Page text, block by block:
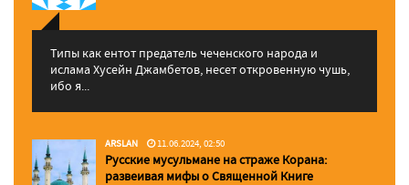
Типы как ентот предатель чеченского народа и
ислама Хусейн Джамбетов, несет откровенную чушь,
ибо я...
ARSLAN 11.06.2024, 02:50
Русские мусульмане на страже Корана:
pазвеивая мифы о Священной Книге